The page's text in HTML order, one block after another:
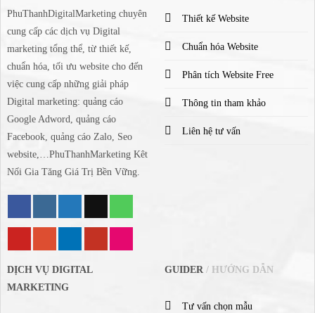
PhuThanhDigitalMarketing chuyên
cung cấp các dịch vụ Digital
marketing tổng thể, từ thiết kế,
chuẩn hóa, tối ưu website cho đến
việc cung cấp những giải pháp
Digital marketing: quảng cáo
Google Adword, quảng cáo
Facebook, quảng cáo Zalo, Seo
website,…PhuThanhMarketing Kêt
Nối Gia Tăng Giá Trị Bền Vững.
Thiết kế Website
Chuẩn hóa Website
Phân tích Website Free
Thông tin tham khảo
Liên hệ tư vấn
DỊCH VỤ DIGITAL
MARKETING
GUIDER / HƯỚNG DẪN
Tư vấn chọn mẫu